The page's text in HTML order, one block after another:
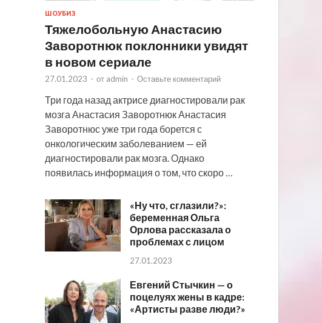
ШОУБИЗ
Тяжелобольную Анастасию
Заворотнюк поклонники увидят
в новом сериале
27.01.2023 - от admin - Оставьте комментарий
Три года назад актрисе диагностировали рак
мозга Анастасия Заворотнюк Анастасия
Заворотнюс уже три года борется с
онкологическим заболеванием — ей
диагностировали рак мозга. Однако
появилась информация о том, что скоро …
«Ну что, сглазили?»:
беременная Ольга
Орлова рассказала о
проблемах с лицом
27.01.2023
Евгений Стычкин — о
поцелуях жены в кадре:
«Артисты разве люди?»